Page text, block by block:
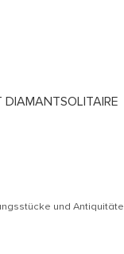
DIAMANTSOLITAIRE
und